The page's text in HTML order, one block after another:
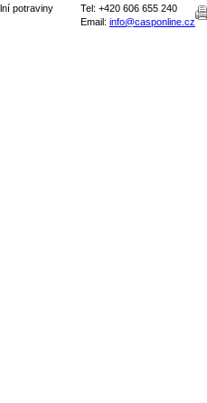
potraviny
Tel: +420 606 655 240
Email: info@casponline.cz